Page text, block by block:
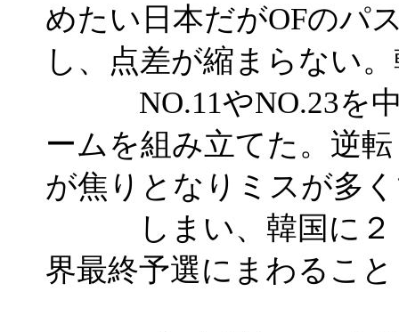
めたい日本だがOFのパ
し、点差が縮まらない
NO.11やNO.23を中
ームを組み立てた。逆
が焦りとなりミスが多
しまい、韓国に２１
界最終予選にまわるこ